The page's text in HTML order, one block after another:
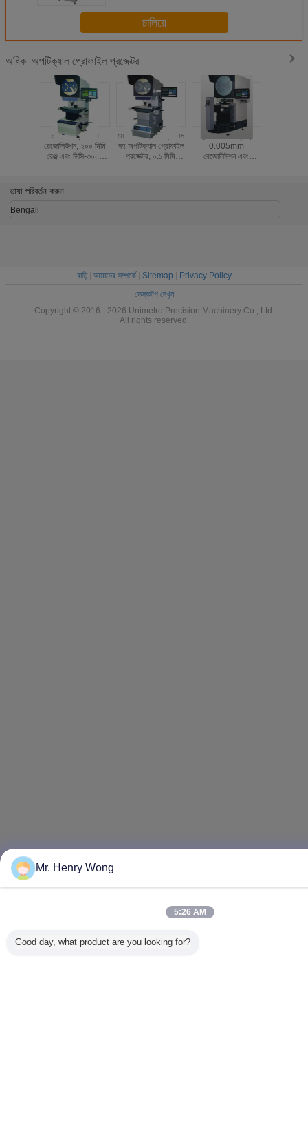
চালিয়ে
অধিক অপটিক্যাল প্রোফাইল প্রজেক্টর
০.৫ মাইক্রোমিটার
রেজোলিউশন, ২০০ মিমি
রেঞ্জ এবং ডিসি-৩০০০
অপটিক্যাল প্রোফাইল
মোটরাইজড জেড-অ্যাক্সিস
সহ অপটিক্যাল প্রোফাইল
প্রজেক্টর, ০.১ মিমি
φ400mm ব্যাস,
0.005mm
রেজোলিউশন এবং
ভাষা পরিবর্তন করুন
Bengali
বাড়ি| আমাদের সম্পর্কে| Sitemap
Privacy Policy
ডেস্কটপ দেখুন
Copyright © 2016 - 2026 Unimetro Precision Machinery Co., Ltd.
All rights reserved.
Mr. Henry Wong
5:26 AM
Good day, what product are you looking for?